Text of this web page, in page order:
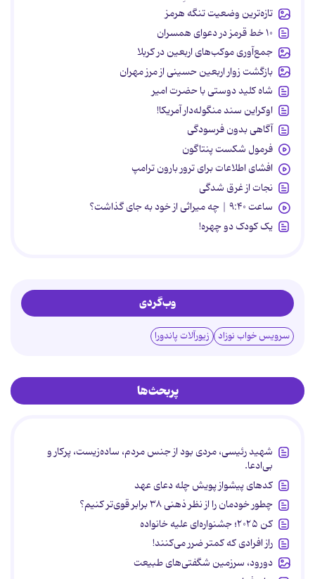
تازه‌ترین وضعیت تنگه هرمز
۱۰ خط قرمز در دعوای همسران
جمع‌آوری موکب‌های اربعین در کربلا
بازگشت زوار اربعین حسینی از مرز مهران
شاه کلید دوستی با حضرت امیر
اوکراین سند منگوله‌دار آمریکا!
آگاهی بدون فرسودگی
فرمول شکست پنتاگون
افشای اطلاعات برای ترور بارون ترامپ
نجات از غرق شدگی
ساعت ۹:۴۰ | چه میراثی از خود به جای گذاشت؟
یک کودک دو چهره!
وب‌گردی
سرویس خواب نوزاد زیورآلات پاندورا
پربحث‌ها
شهید رئیسی، مردی بود از جنس مردم، ساده‌زیست، پرکار و
بی‌ادعا.
کدهای پیشواز پویش چله دعای عهد
چطور خودمان را از نظر ذهنی ۳۸ برابر قوی‌تر کنیم؟
کن ۲۰۲۵؛ جشنواره‌ای علیه خانواده
راز افرادی که کمتر ضرر می‌کنند!
دورود، سرزمین شگفتی‌های طبیعت